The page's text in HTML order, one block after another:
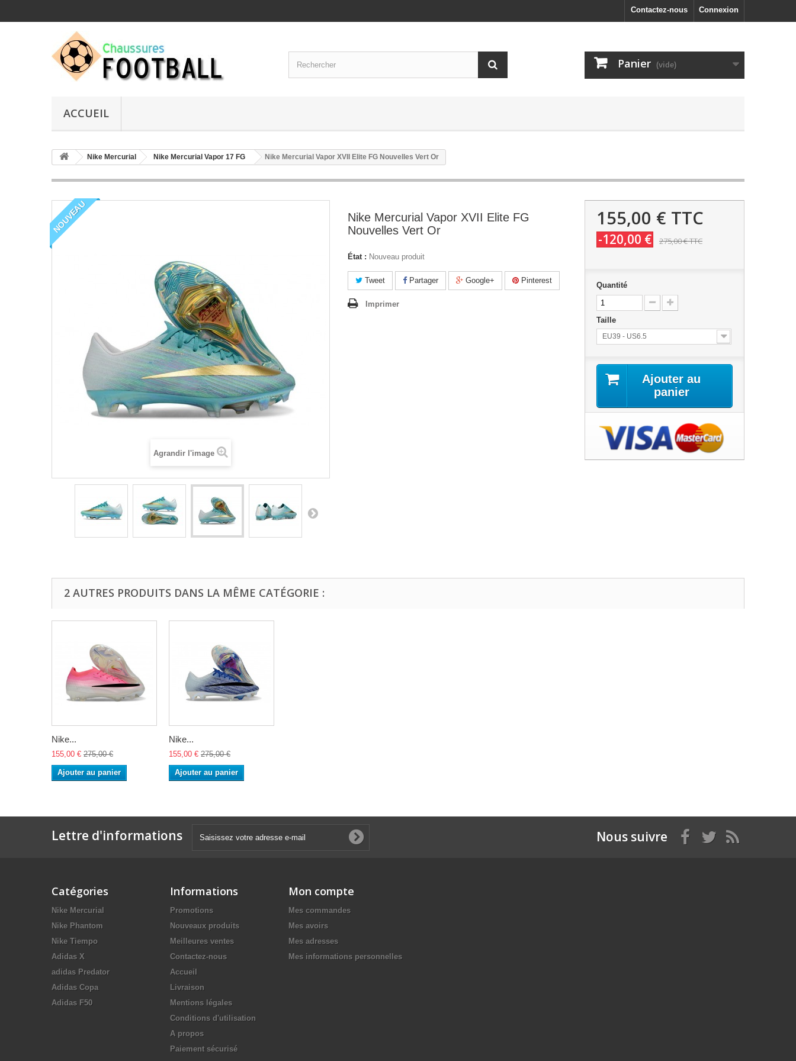
Connexion
Contactez-nous
Panier (vide)
ACCUEIL
Nike Mercurial Nike Mercurial Vapor 17 FG Nike Mercurial Vapor XVII Elite FG Nouvelles Vert Or
NOUVEAU
Agrandir l'image
Nike Mercurial Vapor XVII Elite FG
Nouvelles Vert Or
État : Nouveau produit
Tweet Partager Google+ Pinterest
Imprimer
155,00 € TTC
-120,00 € 275,00 €TTC
Quantité
Taille
EU39 - US6.5
Ajouter au
panier
2 AUTRES PRODUITS DANS LA MÊME CATÉGORIE :
Nike...
155,00 € 275,00 €
Ajouter au panier
Nike...
155,00 € 275,00 €
Ajouter au panier
Lettre d'informations Nous suivre
Catégories
Nike Mercurial
Nike Phantom
Nike Tiempo
Adidas X
adidas Predator
Adidas Copa
Adidas F50
Informations
Promotions
Nouveaux produits
Meilleures ventes
Contactez-nous
Accueil
Livraison
Mentions légales
Conditions d'utilisation
A propos
Paiement sécurisé
Mon compte
Mes commandes
Mes avoirs
Mes adresses
Mes informations personnelles